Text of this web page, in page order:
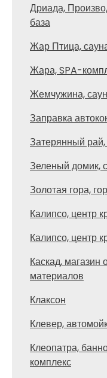
Дриада,
база
Жар Птица,
Жара, SPA-
Жемчужина,
Заправка
Затерянный
Зеленый домик,
Золотая гора,
Калипсо, центр
Калипсо, центр
Каскад, магазин
материалов
Клаксон
Клевер,
Клеопатра,
комплекс